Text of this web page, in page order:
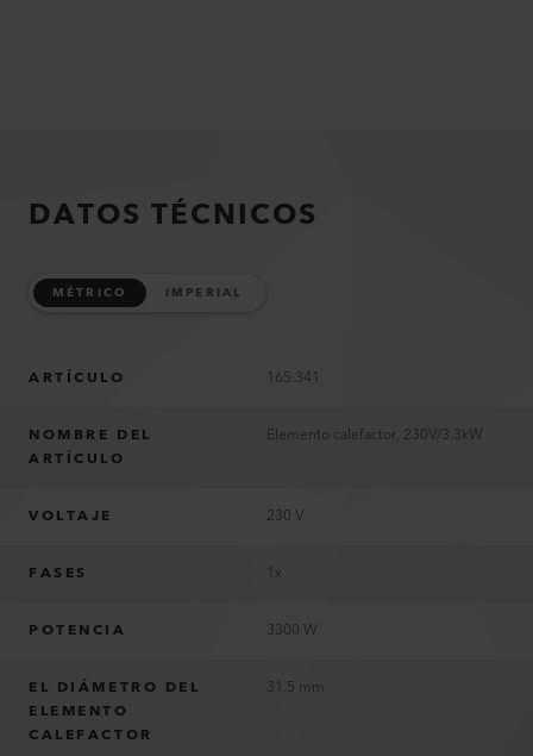
DATOS TÉCNICOS
MÉTRICO IMPERIAL
ARTÍCULO 165.341
NOMBRE DEL
ARTÍCULO
Elemento calefactor, 230V/3.3kW
VOLTAJE 230 V
FASES 1x
POTENCIA 3300 W
EL DIÁMETRO DEL
ELEMENTO
CALEFACTOR
31.5 mm